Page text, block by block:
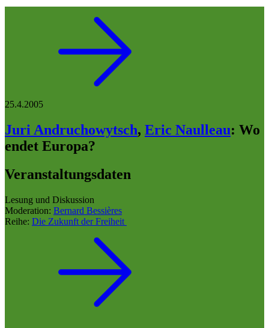
25.4.2005
Juri Andruchowytsch, Eric Naulleau: Wo
endet Europa?
Veranstaltungsdaten
Lesung und Diskussion
Moderation: Bernard Bessières
Reihe: Die Zukunft der Freiheit